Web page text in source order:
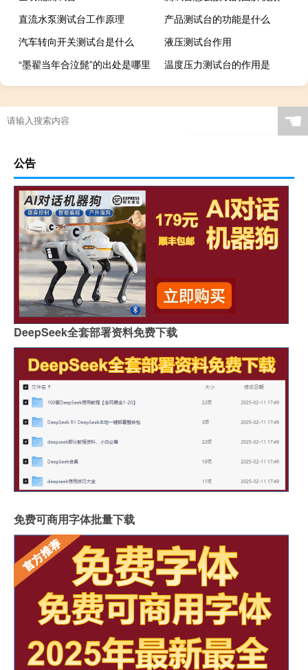
直流水泵测试台工作原理
产品测试台的功能是什么
汽车转向开关测试台是什么
液压测试台作用
“墨翟当年合泣髭”的出处是哪里
温度压力测试台的作用是
☚
公告
DeepSeek全套部署资料免费下载
免费可商用字体批量下载